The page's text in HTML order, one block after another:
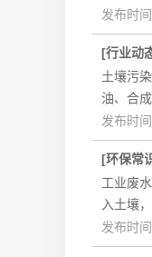
发布时
[行业动
土壤污
油、合
发布时
[环保常
工业废
入土壤
发布时